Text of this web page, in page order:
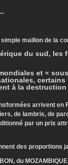
maillon de la
du sud, les
et «
à la destruction
arrivent en
de lambris, de
par un prix
des proportions
du